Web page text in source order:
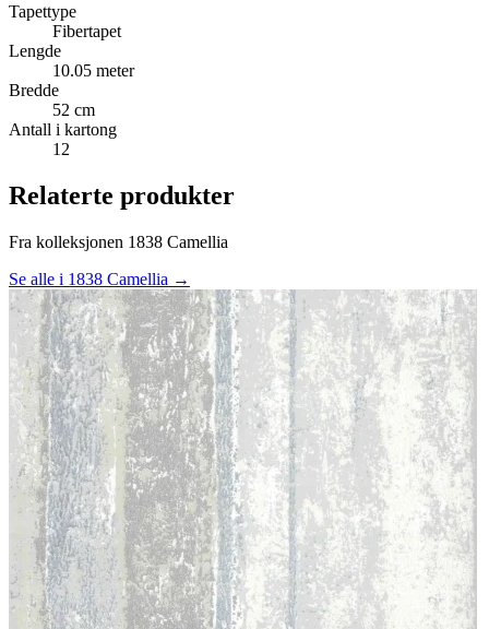
Tapettype
Fibertapet
Lengde
10.05 meter
Bredde
52 cm
Antall i kartong
12
Relaterte produkter
Fra kolleksjonen 1838 Camellia
Se alle i 1838 Camellia →